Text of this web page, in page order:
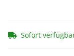
Sofort